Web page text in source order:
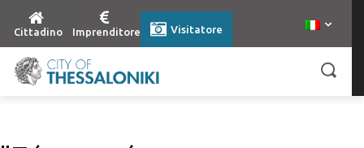
Cittadino Imprenditore Visitatore